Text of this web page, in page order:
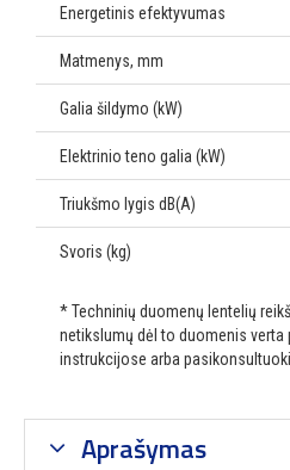
Energetinis efektyvumas
Matmenys, mm
Galia šildymo (kW)
Elektrinio teno galia (kW)
Triukšmo lygis dB(A)
Svoris (kg)
* Techninių duomenų lentelių
netikslumų dėl to duomenis verta
instrukcijose arba
Aprašymas